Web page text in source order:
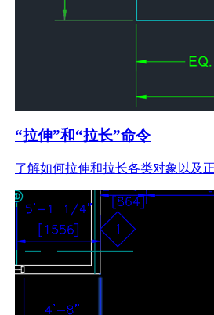
“拉伸”和“拉长”命令
了解如何拉伸和拉长各类对象以及